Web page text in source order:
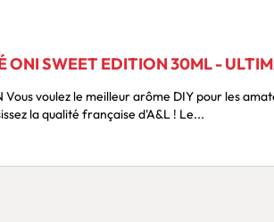
ONI SWEET EDITION 30ML -
agrumes ? Choisissez la qualité française d'A&L ! Le...